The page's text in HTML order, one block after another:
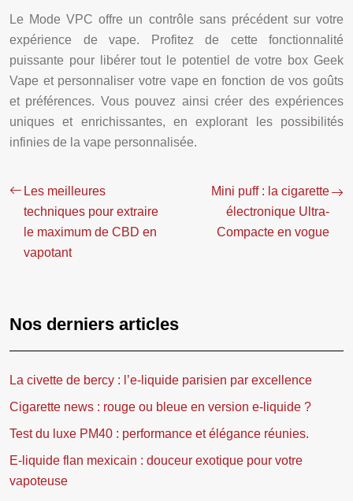
Le Mode VPC offre un contrôle sans précédent sur votre
expérience de vape. Profitez de cette fonctionnalité
puissante pour libérer tout le potentiel de votre box Geek
Vape et personnaliser votre vape en fonction de vos goûts
et préférences. Vous pouvez ainsi créer des expériences
uniques et enrichissantes, en explorant les possibilités
infinies de la vape personnalisée.
Les meilleures
techniques pour extraire
le maximum de CBD en
vapotant
Mini puff : la cigarette
électronique Ultra-
Compacte en vogue
Nos derniers articles
La civette de bercy : l’e-liquide parisien par excellence
Cigarette news : rouge ou bleue en version e-liquide ?
Test du luxe PM40 : performance et élégance réunies.
E-liquide flan mexicain : douceur exotique pour votre
vapoteuse